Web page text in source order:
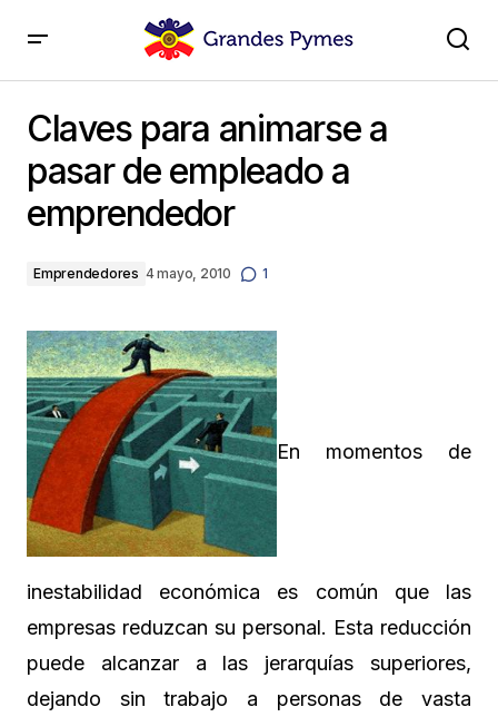
emprendedor
Claves para animarse a
pasar de empleado a
emprendedor
Emprendedores 4 mayo, 2010 1
En momentos de
inestabilidad económica es común que las
empresas reduzcan su personal. Esta reducción
puede alcanzar a las jerarquías superiores,
dejando sin trabajo a personas de vasta